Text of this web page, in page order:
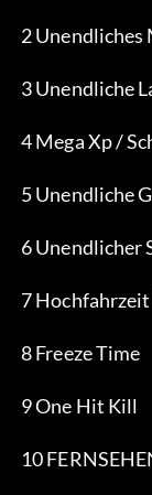
2 Unendliches
3 Unendliche
4 Mega Xp /
5 Unendliche
6 Unendlicher
7 Hochfahrzeit
8 Freeze Time
9 One Hit Kill
10